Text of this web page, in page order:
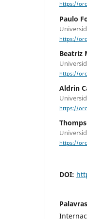
https://
Paulo
https://
Beatriz
https://
Aldrin
https://
https://
DOI: